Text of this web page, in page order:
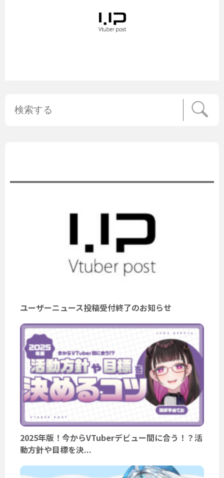
ユーザーニュース投稿受付終了のお知らせ
2025年版！今からVTuberデビュー間に合う！？活
動方針や目標を決...